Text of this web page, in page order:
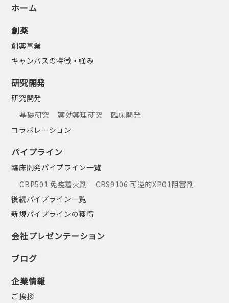
ホーム
創薬
創薬事業
キャンバスの特徴・強み
研究開発
研究開発
基礎研究
薬効薬理研究
臨床開発
コラボレーション
パイプライン
臨床開発パイプライン一覧
CBP501 免疫着火剤
CBS9106 可逆的XPO1阻害剤
後続パイプライン一覧
新規パイプラインの獲得
会社プレゼンテーション
ブログ
企業情報
ご挨拶